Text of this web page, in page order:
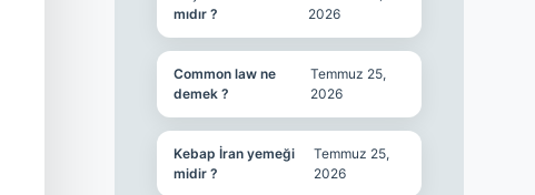
mıdır ?
2026
Common law ne
demek ?
Temmuz 25,
2026
Kebap İran yemeği
midir ?
Temmuz 25,
2026